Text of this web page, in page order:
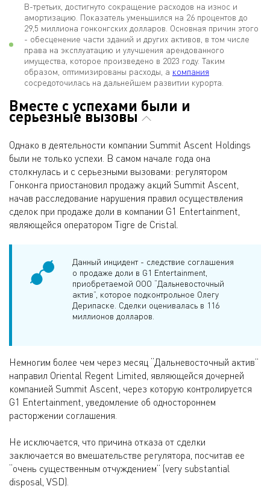
В-третьих, достигнуто сокращение расходов на износ и
амортизацию. Показатель уменьшился на 26 процентов до
29,5 миллиона гонконгских долларов. Основная причин этого
- обесценение части зданий и других активов, в том числе
права на эксплуатацию и улучшения арендованного
имущества, которое произведено в 2023 году. Таким
образом, оптимизированы расходы, а компания
сосредоточилась на дальнейшем развитии курорта.
Вместе с успехами были и
серьезные вызовы
Однако в деятельности компании Summit Ascent Holdings
были не только успехи. В самом начале года она
столкнулась и с серьезными вызовами: регулятором
Гонконга приостановил продажу акций Summit Ascent,
начав расследование нарушения правил осуществления
сделок при продаже доли в компании G1 Entertainment,
являющейся оператором Tigre de Cristal.
Данный инцидент - следствие соглашения
о продаже доли в G1 Entertainment,
приобретаемой ООО “Дальневосточный
актив”, которое подконтрольное Олегу
Дерипаске. Сделки оценивалась в 116
миллионов долларов.
Немногим более чем через месяц “Дальневосточный актив”
направил Oriental Regent Limited, являющейся дочерней
компанией Summit Ascent, через которую контролируется
G1 Entertainment, уведомление об одностороннем
расторжении соглашения.
Не исключается, что причина отказа от сделки
заключается во вмешательстве регулятора, посчитав ее
“очень существенным отчуждением” (very substantial
disposal, VSD).